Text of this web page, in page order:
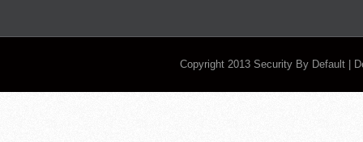
Copyright 2013 Security By Default |